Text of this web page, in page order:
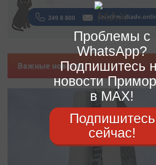
Важные новости
Проблемы с
WhatsApp?
Подпишитесь
новости
в MAX!
Подпишитесь
сейчас!